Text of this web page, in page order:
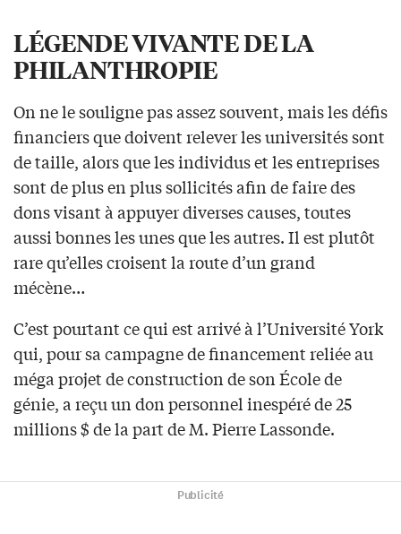
LÉGENDE VIVANTE DE LA
PHILANTHROPIE
On ne le souligne pas assez souvent, mais les défis
financiers que doivent relever les universités sont
de taille, alors que les individus et les entreprises
sont de plus en plus sollicités afin de faire des
dons visant à appuyer diverses causes, toutes
aussi bonnes les unes que les autres. Il est plutôt
rare qu’elles croisent la route d’un grand
mécène…
C’est pourtant ce qui est arrivé à l’Université York
qui, pour sa campagne de financement reliée au
méga projet de construction de son École de
génie, a reçu un don personnel inespéré de 25
millions $ de la part de M. Pierre Lassonde.
Publicité